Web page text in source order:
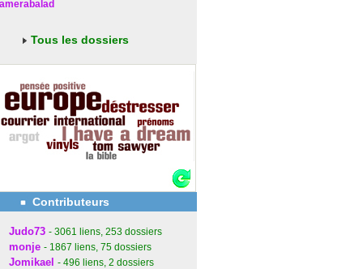
Tous les dossiers
Contributeurs
Judo73 - 3061 liens, 253 dossiers
monje - 1867 liens, 75 dossiers
Jomikael - 496 liens, 2 dossiers